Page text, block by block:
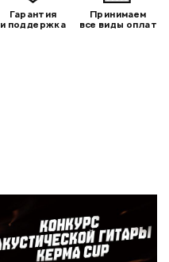
Гарантия
и поддержка
Принимаем
все виды оплат